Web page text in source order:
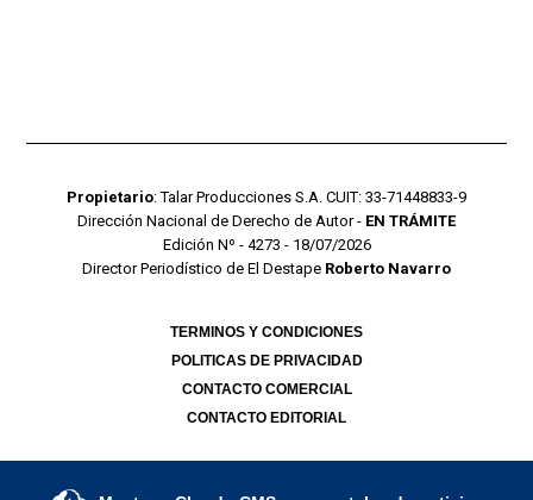
Propietario: Talar Producciones S.A. CUIT: 33-71448833-9
Dirección Nacional de Derecho de Autor - EN TRÁMITE
Edición Nº - 4273 - 18/07/2026
Director Periodístico de El Destape Roberto Navarro
TERMINOS Y CONDICIONES
POLITICAS DE PRIVACIDAD
CONTACTO COMERCIAL
CONTACTO EDITORIAL